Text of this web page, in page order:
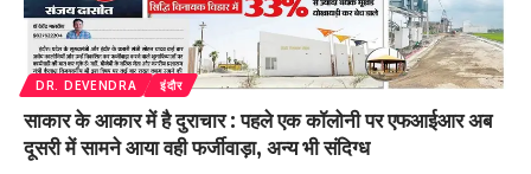
DR. DEVENDRA इंदौर
साकार के आकार में है दुराचार : पहले एक कॉलोनी पर एफआईआर अब
दूसरी में सामने आया वही फर्जीवाड़ा, अन्य भी संदिग्ध